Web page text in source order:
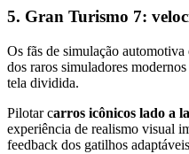
5. Gran Turismo 7:
Os fãs de simulação
dos raros simuladores
tela dividida.
Pilotar carros icônicos lado a
experiência de realismo visual
feedback dos gatilhos